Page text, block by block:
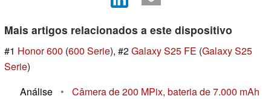
Mais artigos relacionados a este dispositivo
#1 Honor 600 (600 Serie), #2Galaxy S25 FE (Galaxy S25
Serie)
Análise
•
Câmera de 200 MPix, bateria de 7.000 mAh